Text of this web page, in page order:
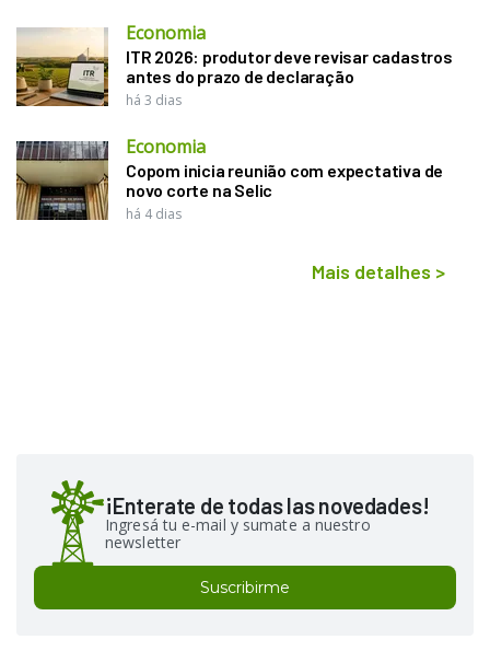
Economia
ITR 2026: produtor deve revisar cadastros
antes do prazo de declaração
há 3 dias
Economia
Copom inicia reunião com expectativa de
novo corte na Selic
há 4 dias
Mais detalhes >
¡Enterate de todas las novedades!
Ingresá tu e-mail y sumate a nuestro
newsletter
Suscribirme